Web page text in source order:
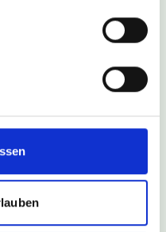
bieten sie heute eine
Denn sie haben
und ausgefeiltere
sind auch deutlich
Gerne sprechen
und gestalten eine
oder Ihren